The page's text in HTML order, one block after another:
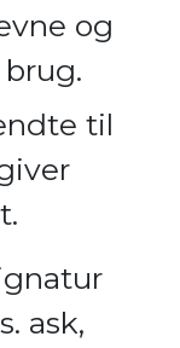
og
til
ask,